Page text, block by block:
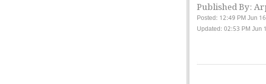
Published By:
Posted: 12:49 PM Jun
Updated: 02:53 PM Jun